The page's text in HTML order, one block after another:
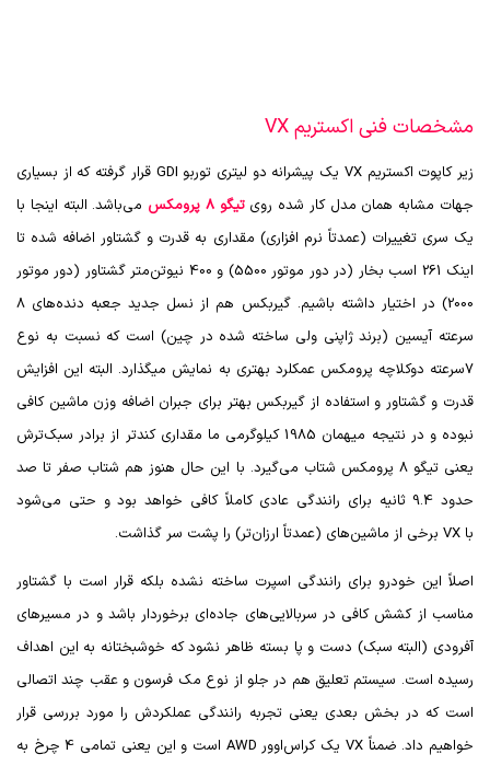
مشخصات فنی اکستریم VX
زیر کاپوت اکستریمVX یک پیشرانه دو لیتری توربو GDI قرار گرفته که از بسیاری
جهات مشابه همان مدل کار شده رویتیگو 8 پرومکس
می‌باشد. البته اینجا با
یک سری تغییرات (عمدتاً نرم افزاری) مقداری به قدرت و گشتاور اضافه شده تا
اینک 261 اسب بخار (در دور موتور 5500) و 400 نیوتن‌متر گشتاور (دور موتور
2000) در اختیار داشته باشیم. گیربکس هم از نسل جدید جعبه دنده‌های 8
سرعته آیسین (برند ژاپنی ولی ساخته شده در چین) است که نسبت به نوع
7سرعته دوکلاچه پرومکس عمکلرد بهتری به نمایش می‎گذارد. البته این افزایش
قدرت و گشتاور و استفاده از گیربکس بهتر برای جبران اضافه وزن ماشین کافی
نبوده و در نتیجه میهمان 1985 کیلوگرمی ما مقداری کندتر از برادر سبک‌ترش
یعنی تیگو 8 پرومکس شتاب می‌گیرد. با این حال هنوز هم شتاب صفر تا صد
حدود 9.4 ثانیه برای رانندگی عادی کاملاً کافی خواهد بود و حتی می‌شود
با VX برخی از ماشین‌های (عمدتاً ارزان‌تر) را پشت سر گذاشت.
اصلاً این خودرو برای رانندگی اسپرت ساخته نشده بلکه قرار است با گشتاور
مناسب از کشش کافی در سربالایی‌های جاده‌ای برخوردار باشد و در مسیرهای
آفرودی (البته سبک) دست و پا بسته ظاهر نشود که خوشبختانه به این اهداف
رسیده است. سیستم تعلیق هم در جلو از نوع مک فرسون و عقب چند اتصالی
است که در بخش بعدی یعنی تجربه رانندگی عملکردش را مورد بررسی قرار
خواهیم داد. ضمناًVX یک کراس‌اوور AWD
است و این یعنی تمامی 4 چرخ به